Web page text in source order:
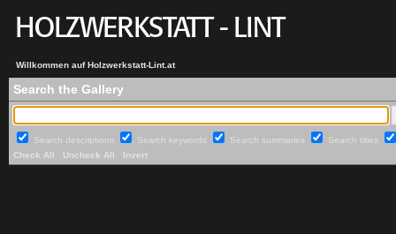
Willkommen auf Holzwerkstatt-Lint.at
Search the Gallery
Search descriptions Search keywords Search summaries Search titles
Check All
Uncheck All Invert